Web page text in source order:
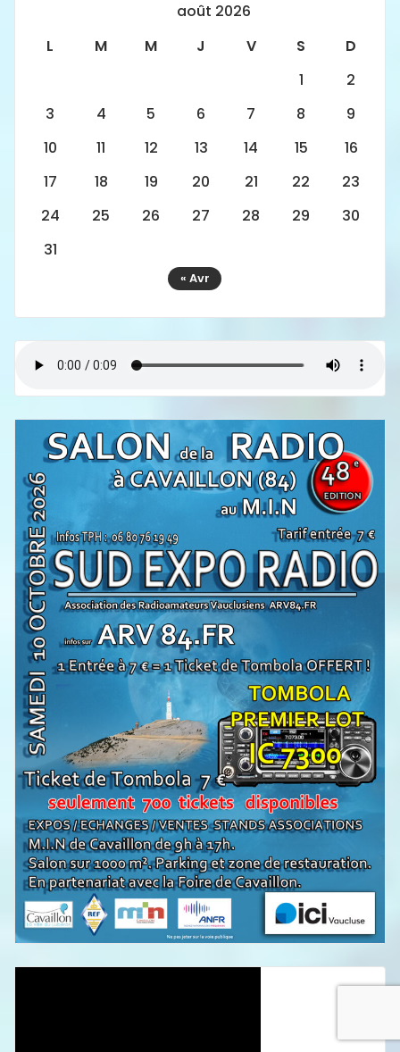
août 2026
L
M M J V S
D
1
2
3
4 5 6 7 8
9
10
11 12 13 14 15
16
17
18 19 20 21 22
23
24
25 26 27 28 29
30
31
« Avr